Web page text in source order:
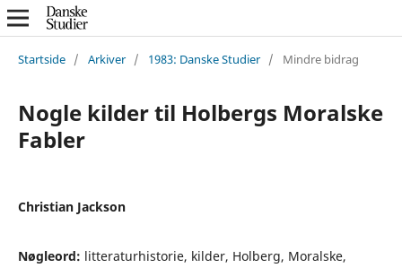
Startside / Arkiver / 1983: Danske Studier / Mindre bidrag
Nogle kilder til Holbergs Moralske
Fabler
Christian Jackson
Nøgleord: litteraturhistorie, kilder, Holberg, Moralske,